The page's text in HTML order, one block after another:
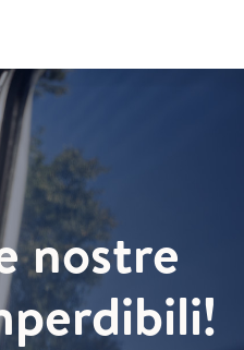
nostre